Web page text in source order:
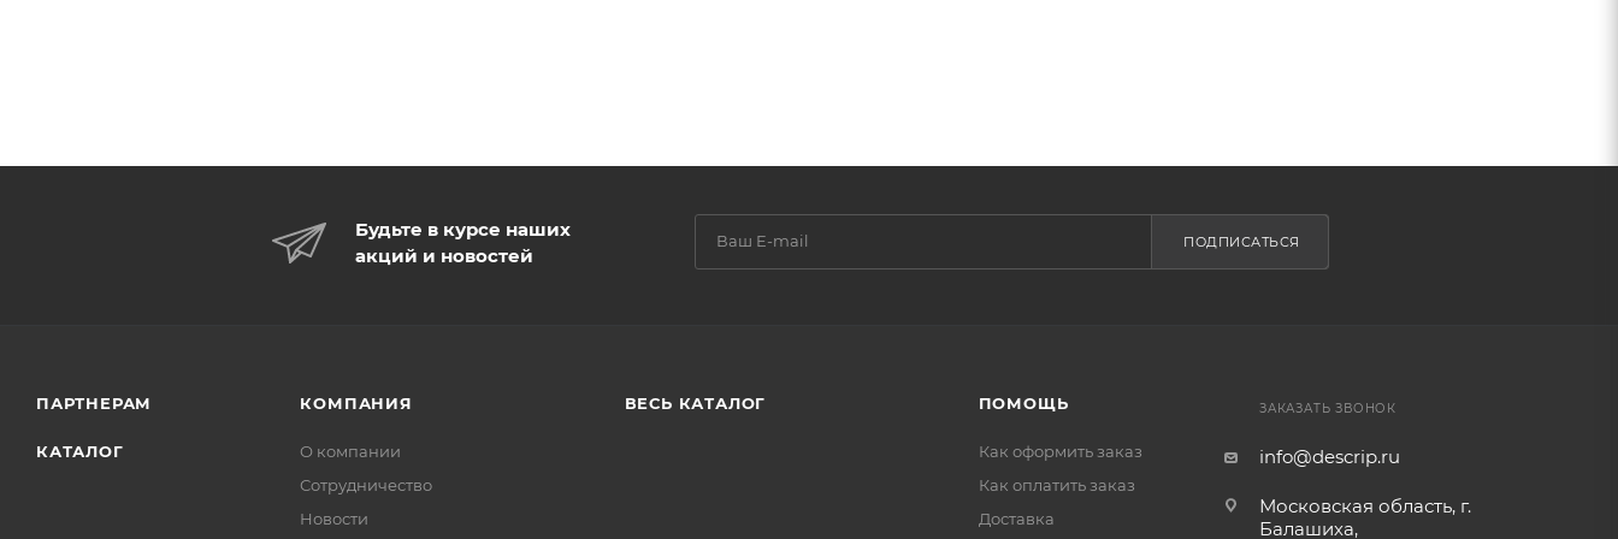
Есть в наличии 11 Есть в наличии 2 Есть в наличии 2
АВТОРИЗАЦИЯ
Есть в наличии 64
АВТОРИЗАЦИЯ